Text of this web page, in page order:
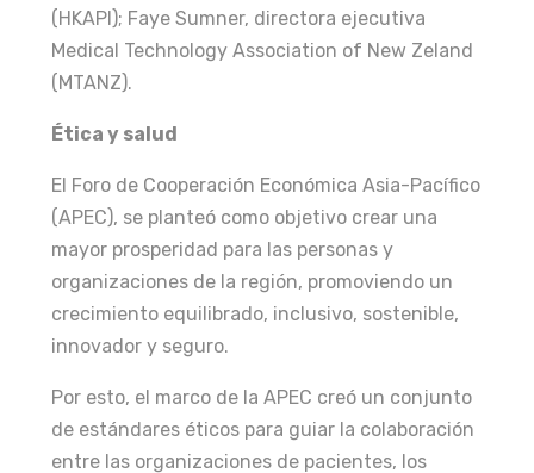
(HKAPI); Faye Sumner, directora ejecutiva
Medical Technology Association of New Zeland
(MTANZ).
Ética y salud
El Foro de Cooperación Económica Asia-Pacífico
(APEC), se planteó como objetivo crear una
mayor prosperidad para las personas y
organizaciones de la región, promoviendo un
crecimiento equilibrado, inclusivo, sostenible,
innovador y seguro.
Por esto, el marco de la APEC creó un conjunto
de estándares éticos para guiar la colaboración
entre las organizaciones de pacientes, los